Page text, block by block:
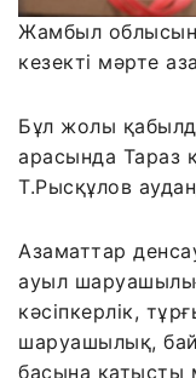
Жамбыл
кезекті мәрте
Бұл жолы
арасында Тараз
Т.Рысқұлов
Азаматтар
ауыл
кәсіпкерлік,
шаруашылық,
басына қатысты